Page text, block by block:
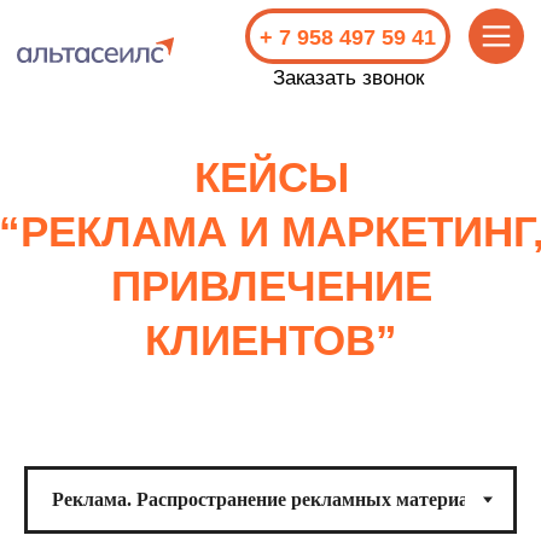
+ 7 958 497 59 41
Заказать звонок
“РЕКЛАМА И МАРКЕТИНГ,
ПРИВЛЕЧЕНИЕ
КЛИЕНТОВ”